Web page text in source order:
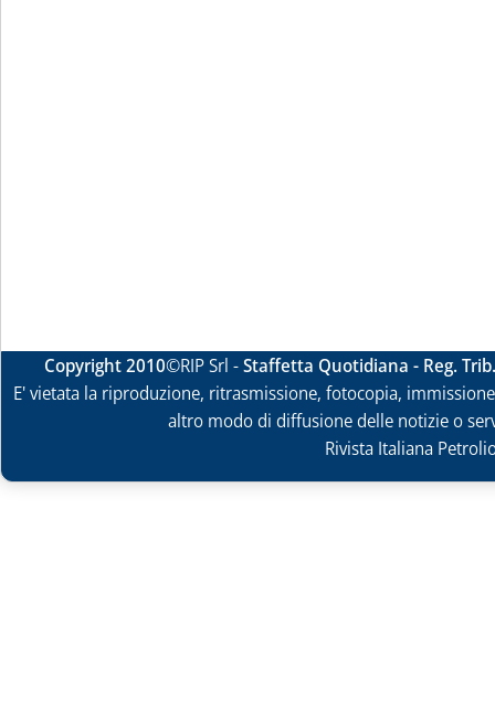
Copyright 2010©RIP Srl -Staffetta Quotidiana - Reg.
E' vietata la riproduzione, ritrasmissione, fotocopia,
altro modo di diffusione delle notizie o
Rivista Italiana